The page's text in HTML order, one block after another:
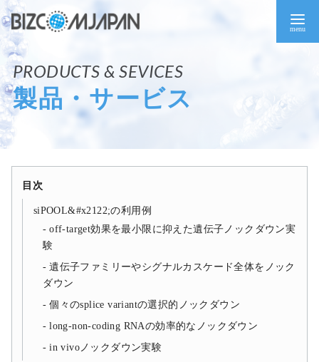
コ
ン
テ
ツ
へ
移
動
製品・サービス
目次
siPOOL&#x2122;の利用例
off-target効果を最小限に抑えた遺伝子ノックダウン実
験
遺伝子ファミリーやシグナルカスケード全体をノック
ダウン
個々のsplice variantの選択的ノックダウン
long-non-coding RNAの効率的なノックダウン
in vivoノックダウン実験